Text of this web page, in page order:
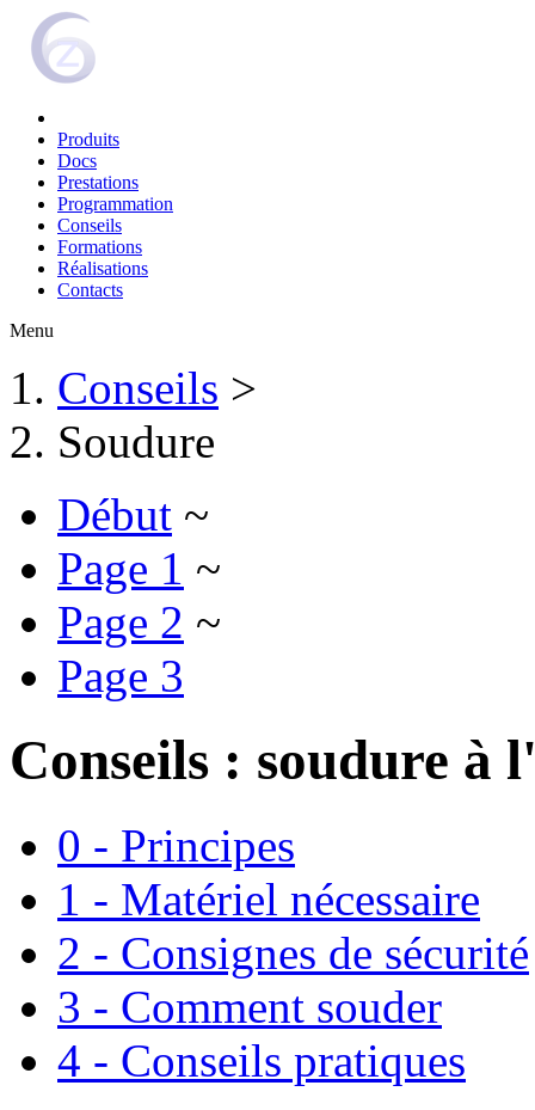
Produits
Docs
Prestations
Programmation
Conseils
Formations
Réalisations
Contacts
Menu
Conseils >
Soudure
Début ~
Page 1 ~
Page 2 ~
Page 3
Conseils : soudure à
0 - Principes
1 - Matériel nécessaire
2 - Consignes de sécurité
3 - Comment souder
4 - Conseils pratiques